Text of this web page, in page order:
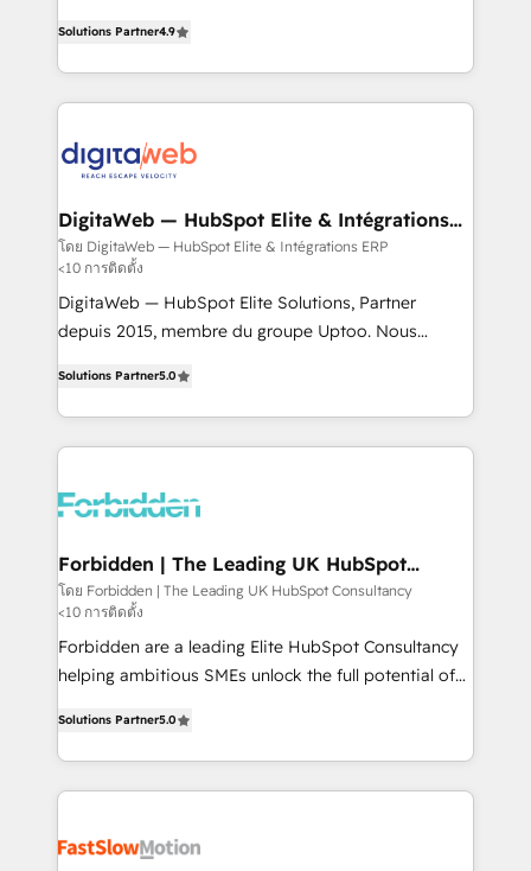
150+ HubSpot-certified experts, we deliver scalable
solutions to complex GTM and RevOps challenges.
Our Expertise 🔹 Onboarding & Implementation:
tailored to your GTM motion. 🔹 Migrations: Move
downtime. 🔹 RevOps Strategy: Align teams,
processes, and data to drive revenue efficiency. 🔹
Integrations: Connect HubSpot with your tech stack
for better adoption. 🔹 Custom Solutions: Build
tailored apps, workflows, and configurations. We are
our commitment to data security and compliance. At
OneMetric, we help revenue teams focus on the
OneMetric that matters most: revenue.
Solutions Partner4.9
DigitaWeb — HubSpot Elite & Intégrations
ERP
โดย DigitaWeb — HubSpot Elite & Intégrations ERP
<10 การติดตั้ง
DigitaWeb — HubSpot Elite Solutions, Partner
depuis 2015, membre du groupe Uptoo. Nous
Ventes et Service sur HubSpot grâce à la Revenue
Architecture : alignement des équipes, pipeline
prévisible, croissance mesurable. 🔌 Intégrations
Dynamics..), VOIP (Aircall, Ringover, Modjo), Shopify,
Extensions (React), Serverless Node.js, Custom
Objects, thèmes HubL, agents IA & Breeze AI. 🎯
Secteurs : Industrie, Distribution B2B, SaaS, Services
B2B, Immobilier, Viticulture, Finance. 🚀 Nos livrables
: migration sécurisée, implémentation Marketing +
HubSpot temps réel, formation équipes. 🏆 +350
projets livrés. Accrédités HubSpot CRM
Implementation, Data Migration & Custom
digitaweb.com
Solutions Partner5.0
Forbidden | The Leading UK HubSpot
Consultancy
โดย Forbidden | The Leading UK HubSpot Consultancy
<10 การติดตั้ง
Forbidden are a leading Elite HubSpot Consultancy
helping ambitious SMEs unlock the full potential of
but never see the ROI they expected due to poor
adoption, messy data, and disconnected teams
getting in the way. That’s where we come in. We
design, implement, and optimise HubSpot so it
Solutions Partner5.0